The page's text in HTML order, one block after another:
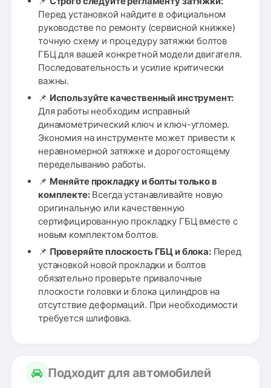
Перед установкой найдите в официальном
руководстве по ремонту (сервисной книжке)
точную схему и процедуру затяжки болтов
ГБЦ для вашей конкретной модели двигателя.
Последовательность и усилие критически
важны.
📌 Используйте качественный инструмент:
Для работы необходим исправный
динамометрический ключ и ключ-угломер.
Экономия на инструменте может привести к
неравномерной затяжке и дорогостоящему
переделыванию работы.
📌 Меняйте прокладку и болты только в
комплекте:Всегда устанавливайте новую
оригинальную или качественную
сертифицированную прокладку ГБЦ вместе с
новым комплектом болтов.
📌 Проверяйте плоскость ГБЦ и блока:Перед
установкой новой прокладки и болтов
обязательно проверьте привалочные
плоскости головки и блока цилиндров на
отсутствие деформаций. При необходимости
требуется шлифовка.
Подходит для автомобилей